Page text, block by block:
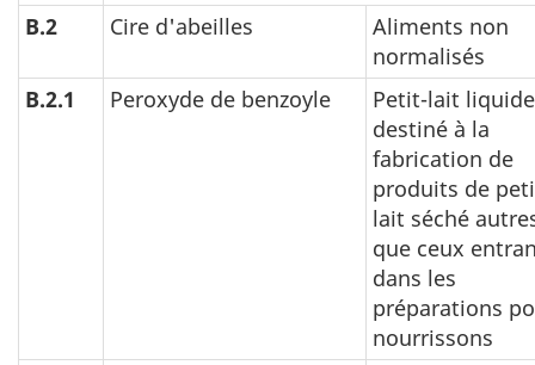
B.2
Cire d'abeilles
Aliments non
normalisés
B.2.1
Peroxyde de benzoyle
Petit-lait liquide
destiné à la
fabrication de
produits de
lait séché
que ceux
dans les
préparations
nourrissons